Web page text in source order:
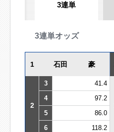
3連単
3連単オッズ
1 石田 豪
2
3 41.4
4
97.2
5
86.0
6
118.2